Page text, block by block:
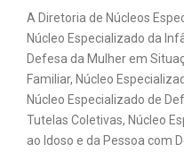
A Diretoria de Núcleos
Núcleo Especializado da
Defesa da Mulher em
Familiar, Núcleo
Núcleo Especializado de
Tutelas Coletivas, Núcleo
ao Idoso e da Pessoa com